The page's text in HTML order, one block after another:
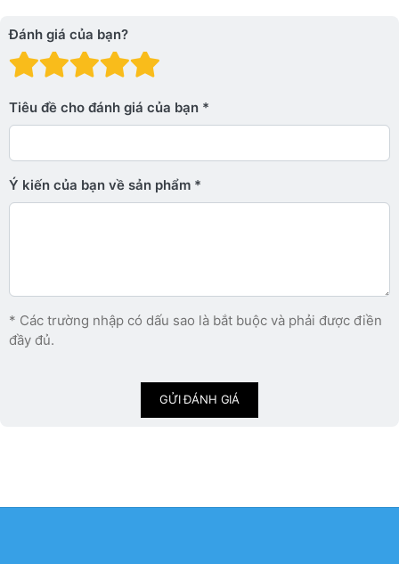
Đánh giá của bạn?
Đánh giá: 4 trên 5
Đánh giá: 3 trên 5 sao.
Đánh giá: 2 trên 5 sao.
Đánh giá: 1 trên 5 sao. Xấu
Tiêu đề cho đánh giá của bạn
Ý kiến ​​của bạn về sản phẩm
* Các trường nhập có dấu sao là bắt buộc và phải được điền
đầy đủ.
GỬI ĐÁNH GIÁ